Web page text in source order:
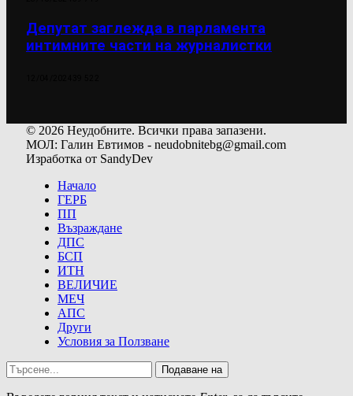
Депутат заглежда в парламента
интимните части на журналистки
© 2026 Неудобните. Всички права запазени.
МОЛ: Галин Евтимов - neudobnitebg@gmail.com
Изработка от SandyDev
Начало
ГЕРБ
ПП
Възраждане
ДПС
БСП
ИТН
ВЕЛИЧИЕ
МЕЧ
АПС
Други
Условия за Ползване
Подаване на